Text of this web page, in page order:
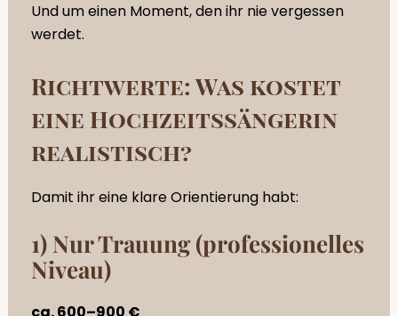
Und um einen Moment, den ihr nie vergessen
werdet.
Richtwerte: Was kostet
eine Hochzeitssängerin
realistisch?
Damit ihr eine klare Orientierung habt:
1) Nur Trauung (professionelles
Niveau)